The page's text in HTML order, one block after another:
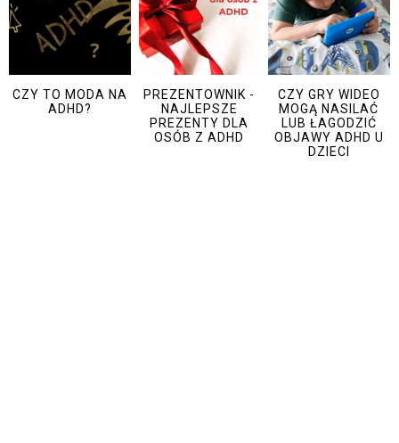
CZY TO MODA NA
ADHD?
PREZENTOWNIK -
NAJLEPSZE
PREZENTY DLA
OSÓB Z ADHD
CZY GRY WIDEO
MOGĄ NASILAĆ
LUB ŁAGODZIĆ
OBJAWY ADHD U
DZIECI